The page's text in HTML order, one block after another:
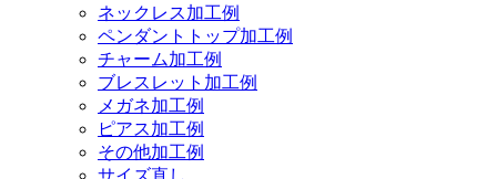
ネックレス加工例
ペンダントトップ加工例
チャーム加工例
ブレスレット加工例
メガネ加工例
ピアス加工例
その他加工例
サイズ直し